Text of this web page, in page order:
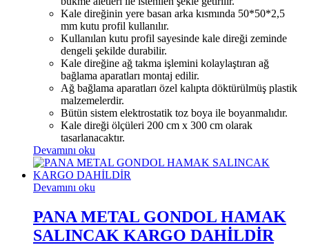
Kale direğinin yere basan arka kısmında 50*50*2,5
mm kutu profil kullanılır.
Kullanılan kutu profil sayesinde kale direği zeminde
dengeli şekilde durabilir.
Kale direğine ağ takma işlemini kolaylaştıran ağ
bağlama aparatları montaj edilir.
Ağ bağlama aparatları özel kalıpta döktürülmüş plastik
malzemelerdir.
Bütün sistem elektrostatik toz boya ile boyanmalıdır.
Kale direği ölçüleri 200 cm x 300 cm olarak
tasarlanacaktır.
Devamını oku
Devamını oku
PANA METAL GONDOL HAMAK
SALINCAK KARGO DAHİLDİR